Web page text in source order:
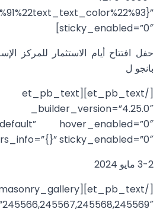
sticky_enabled=”0″]
حفل افتتاح أيام الاستثمار للمركز
بانجو ل
[/et_pb_text][et_pb_text
_builder_version=”4.25.0″
hover_enabled=”0″
sticky_enabled=”0″]
3-2 مايو 2024